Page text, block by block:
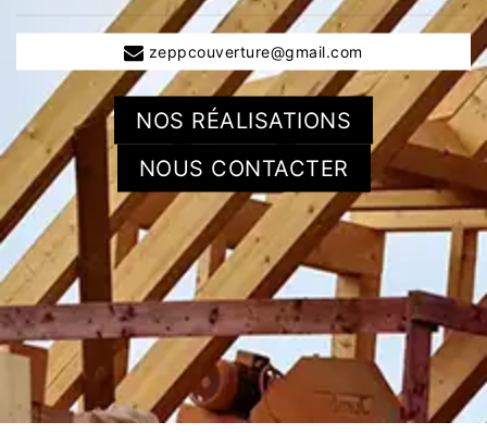
zeppcouverture@gmail.com
NOS RÉALISATIONS
NOUS CONTACTER